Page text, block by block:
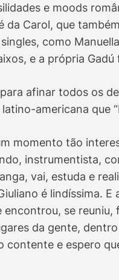
e moods
da Carol, que
como
e a própria
afinar todos os
americana que
momento tão
instrumentista,
vai, estuda e
é lindíssima.
encontrou, se
da gente,
e espero